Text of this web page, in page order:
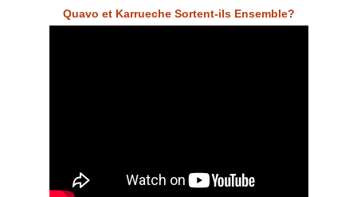
Quavo et Karrueche Sortent-ils Ensemble?